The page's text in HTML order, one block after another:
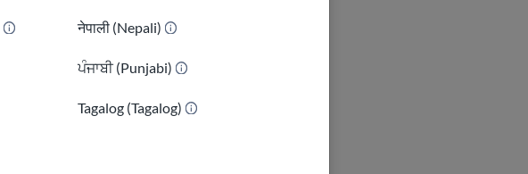
नेपाली (Nepali)
ਪੰਜਾਬੀ (Punjabi)
Tagalog (Tagalog)